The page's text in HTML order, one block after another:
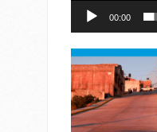
00:00